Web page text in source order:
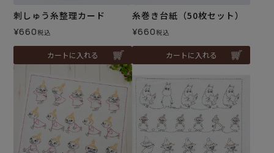
刺しゅう糸整理カード
¥660税込
カートに入れる
糸巻き台紙（50枚セット）
¥660税込
カートに入れる